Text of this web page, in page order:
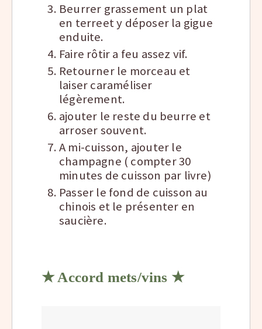
Beurrer grassement un plat
en terreet y déposer la gigue
enduite.
Faire rôtir a feu assez vif.
Retourner le morceau et
laiser caraméliser
légèrement.
ajouter le reste du beurre et
arroser souvent.
A mi-cuisson, ajouter le
champagne ( compter 30
minutes de cuisson par livre)
Passer le fond de cuisson au
chinois et le présenter en
saucière.
★ Accord mets/vins ★